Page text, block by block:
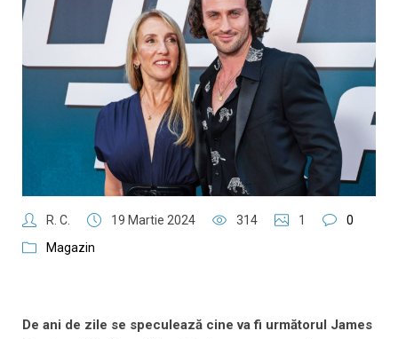
R. C. 19 Martie 2024 314 1
0
Magazin
De ani de zile se speculează cine va fi următorul James